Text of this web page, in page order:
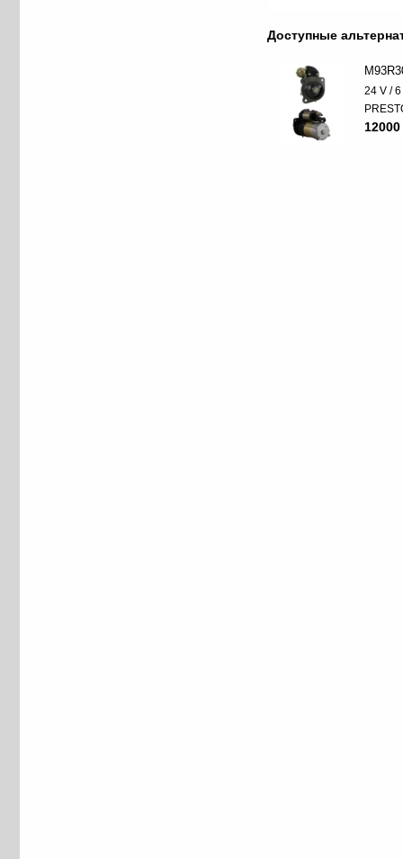
Доступные
24 V /